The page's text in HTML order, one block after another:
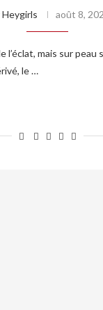
Heygirls août 8,
l’éclat, mais sur peau
le …